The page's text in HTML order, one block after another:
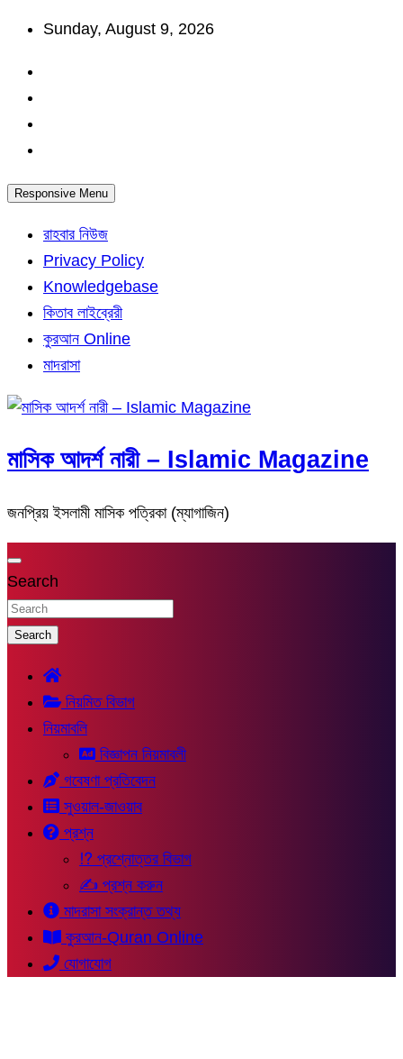
Skip
content
Sunday, August 9, 2026
Responsive Menu
রাহবার নিউজ
Privacy Policy
Knowledgebase
কিতাব লাইব্রেরী
কুরআন Online
মাদরাসা
মাসিক আদর্শ নারী – Islamic Magazine
জনপ্রিয় ইসলামী মাসিক পত্রিকা (ম্যাগাজিন)
Search
Search
নিয়মিত বিভাগ
নিয়মাবলি
বিজ্ঞাপন নিয়মাবলী
গবেষণা প্রতিবেদন
সুওয়াল-জাওয়াব
প্রশ্ন
⁉ প্রশ্নোত্তর বিভাগ
✍ প্রশ্ন করুন
মাদরাসা সংক্রান্ত তথ্য
কুরআন-Quran Online
যোগাযোগ